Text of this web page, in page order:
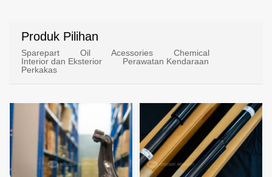
Produk Pilihan
Sparepart Oil Acessories
Chemical
Interior dan Eksterior
Perawatan Kendaraan
Perkakas